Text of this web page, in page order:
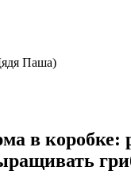
Паша)
в коробке: